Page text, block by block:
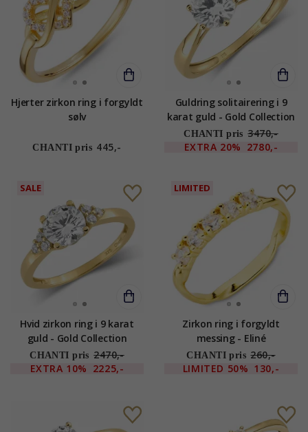
Hjerter zirkon ring i forgyldt
sølv
CHANTI pris 445,-
Guldring solitairering i 9
karat guld - Gold Collection
CHANTI pris 3470,-
EXTRA 20% 2780,-
SALE
Hvid zirkon ring i 9 karat
guld - Gold Collection
CHANTI pris 2470,-
EXTRA 10% 2225,-
LIMITED
Zirkon ring i forgyldt
messing - Eliné
CHANTI pris 260,-
LIMITED 50% 130,-